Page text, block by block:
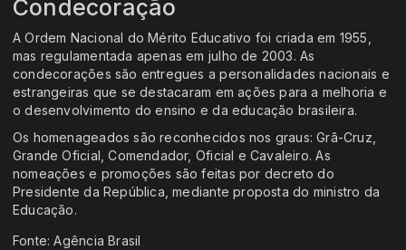
Condecoração
A Ordem Nacional do Mérito Educativo foi criada em 1955,
mas regulamentada apenas em julho de 2003. As
condecorações são entregues a personalidades nacionais e
estrangeiras que se destacaram em ações para a melhoria e
o desenvolvimento do ensino e da educação brasileira.
Os homenageados são reconhecidos nos graus: Grã-Cruz,
Grande Oficial, Comendador, Oficial e Cavaleiro. As
nomeações e promoções são feitas por decreto do
Presidente da República, mediante proposta do ministro da
Educação.
Fonte: Agência Brasil